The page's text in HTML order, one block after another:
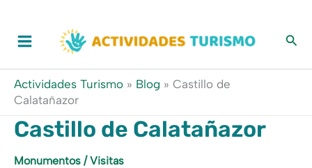
contenido
Actividades Turismo » Blog » Castillo de
Calatañazor
Castillo de Calatañazor
Monumentos /Visitas